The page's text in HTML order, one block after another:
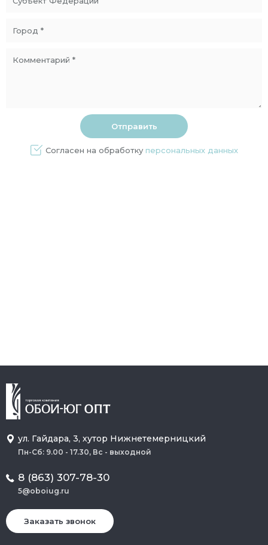
Согласен на обработку персональных данных
ул. Гайдара, 3, хутор Нижнетемерницкий
Пн-Сб: 9.00 - 17.30, Вс - выходной
8 (863) 307-78-30
5@oboiug.ru
Заказать звонок